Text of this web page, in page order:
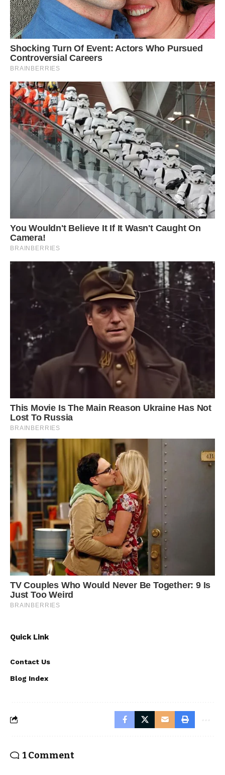
Quick Link
Contact Us
Blog Index
1 Comment